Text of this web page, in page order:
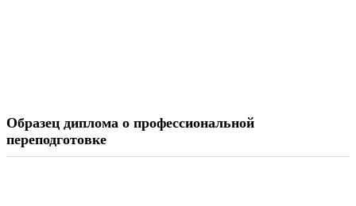
Образец диплома о профессиональной
переподготовке